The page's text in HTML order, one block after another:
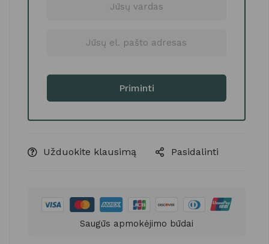
Užduokite klausimą Pasidalinti
Saugūs apmokėjimo būdai